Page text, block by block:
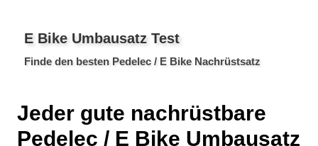
E Bike Umbausatz Test
Finde den besten Pedelec / E Bike Nachrüstsatz
Jeder gute nachrüstbare
Pedelec / E Bike Umbausatz